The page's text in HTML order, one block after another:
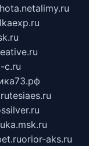
alimy.ru
c.ru
tesiaes.ru
orior-aks.ru